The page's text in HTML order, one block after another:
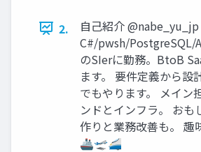
2.
自己紹介 @nabe_yu_jp
C#/pwsh/PostgreSQL/
のSIerに勤務。BtoB
ます。 要件定義から設
でもやります。 メイン
ンドとインフラ。 おも
作りと業務改善も。 趣
🚢🛫🚄